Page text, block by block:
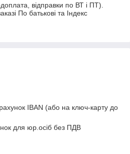
відправки по ВТ і ПТ).
По батькові та Індекс
IBAN (або на ключ-карту до
для юр.осіб без ПДВ